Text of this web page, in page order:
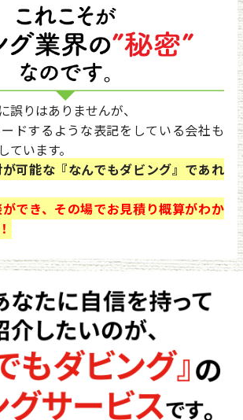
誤りはありませんが、
ドするような表記をしている会社も
ています。
可能な『なんでもダビング』であれ
でき、その場でお見積り概算がわか